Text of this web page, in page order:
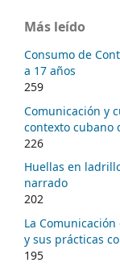
Más leído
Consumo de
a 17 años
259
Comunicación y
contexto cubano
226
Huellas en
narrado
202
La
y sus prácticas
195